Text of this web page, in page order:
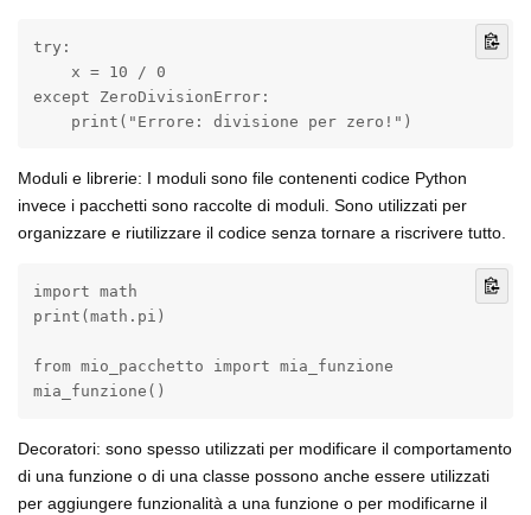
try:
    x = 10 / 0
except ZeroDivisionError:
    print("Errore: divisione per zero!")
Moduli e librerie: I moduli sono file contenenti codice Python
invece i pacchetti sono raccolte di moduli. Sono utilizzati per
organizzare e riutilizzare il codice senza tornare a riscrivere tutto.
import math
print(math.pi)
from mio_pacchetto import mia_funzione
mia_funzione()
Decoratori: sono spesso utilizzati per modificare il comportamento
di una funzione o di una classe possono anche essere utilizzati
per aggiungere funzionalità a una funzione o per modificarne il